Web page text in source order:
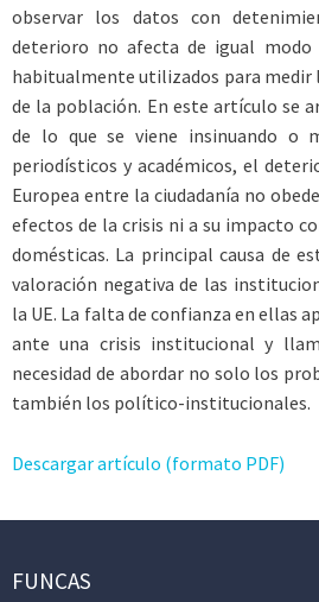
observar los datos con
deterioro no afecta de igual modo
habitualmente utilizados para medir
de la población. En este artículo se
de lo que se viene insinuando o
periodísticos y académicos, el
Europea entre la ciudadanía no
efectos de la crisis ni a su impacto
domésticas. La principal causa de
valoración negativa de las
la UE. La falta de confianza en ellas
ante una crisis institucional y
necesidad de abordar no solo los
también los político-institucionales.
Descargar artículo (formato PDF)
FUNCAS